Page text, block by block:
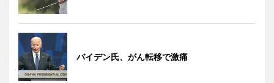
バイデン氏、がん転移で激痛